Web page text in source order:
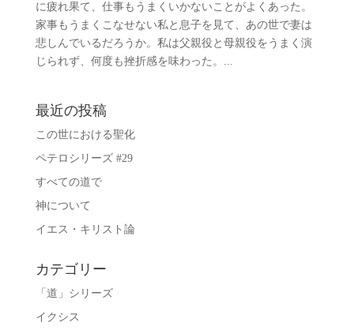
に疲れ果て、仕事もうまくいかないことがよくあった。
家事もうまくこなせない私と息子を見て、あの世で妻は
悲しんでいるだろうか。私は父親役と母親役をうまく演
じられず、何度も挫折感を味わった。...
最近の投稿
この世における聖化
ペテロシリーズ #29
すべての道で
神について
イエス・キリスト論
カテゴリー
「道」シリーズ
イクシス